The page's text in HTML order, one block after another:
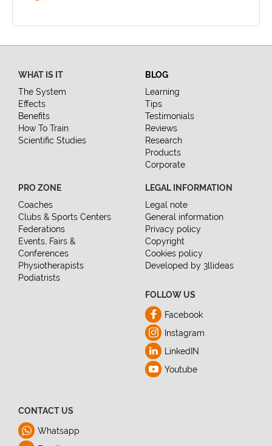
WHAT IS IT
The System
Effects
Benefits
How To Train
Scientific Studies
BLOG
Learning
Tips
Testimonials
Reviews
Research
Products
Corporate
PRO ZONE
Coaches
Clubs & Sports Centers
Federations
Events, Fairs &
Conferences
Physiotherapists
Podiatrists
LEGAL INFORMATION
Legal note
General information
Privacy policy
Copyright
Cookies policy
Developed by 3llideas
FOLLOW US
Facebook
Instagram
LinkedIN
Youtube
CONTACT US
Whatsapp